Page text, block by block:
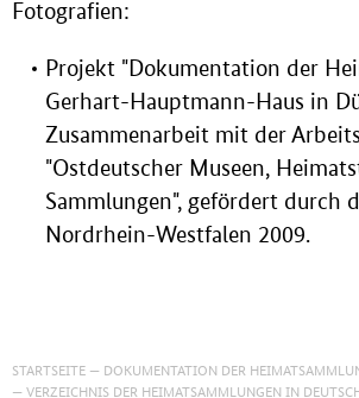
Fotografien:
Projekt "Dokumentation der
Gerhart-Hauptmann-Haus in
Zusammenarbeit mit der
"Ostdeutscher Museen,
Sammlungen", gefördert durch
Nordrhein-Westfalen 2009.
STARTSEITE
DOKUMENTATION DER
VERZEICHNIS DER HEIMATSAMMLUNGEN IN